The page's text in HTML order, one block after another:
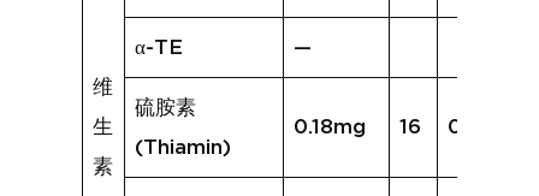
维
生
素
α-TE —
硫胺素
(Thiamin)
0.18mg 16 0.16mg